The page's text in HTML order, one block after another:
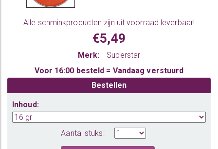
Alle schminkproducten zijn uit voorraad leverbaar!
€5,49
Merk:
Superstar
Voor 16:00 besteld = Vandaag verstuurd
Bestellen
Inhoud:
Aantal stuks: